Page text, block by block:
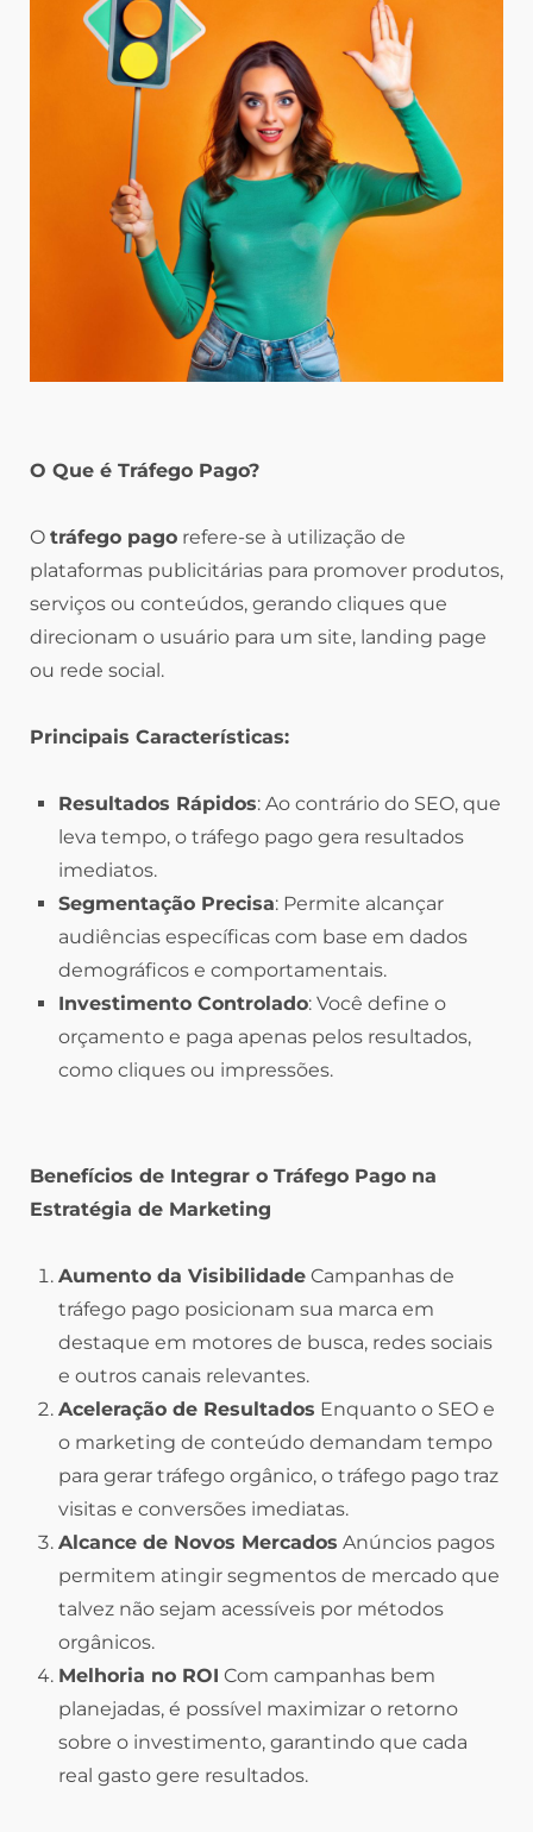
O Que é Tráfego Pago?
O tráfego pago refere-se à utilização de
plataformas publicitárias para promover produtos,
serviços ou conteúdos, gerando cliques que
direcionam o usuário para um site, landing page
ou rede social.
Principais Características:
Resultados Rápidos: Ao contrário do SEO, que
leva tempo, o tráfego pago gera resultados
imediatos.
Segmentação Precisa: Permite alcançar
audiências específicas com base em dados
demográficos e comportamentais.
Investimento Controlado: Você define o
orçamento e paga apenas pelos resultados,
como cliques ou impressões.
Benefícios de Integrar o Tráfego Pago na
Estratégia de Marketing
Aumento da Visibilidade Campanhas de
tráfego pago posicionam sua marca em
destaque em motores de busca, redes sociais
e outros canais relevantes.
Aceleração de Resultados Enquanto o SEO e
o marketing de conteúdo demandam tempo
para gerar tráfego orgânico, o tráfego pago traz
visitas e conversões imediatas.
Alcance de Novos Mercados Anúncios pagos
permitem atingir segmentos de mercado que
talvez não sejam acessíveis por métodos
orgânicos.
Melhoria no ROI Com campanhas bem
planejadas, é possível maximizar o retorno
sobre o investimento, garantindo que cada
real gasto gere resultados.